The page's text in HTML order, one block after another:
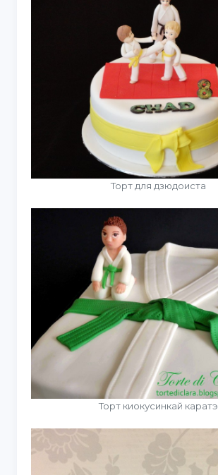
Торт для дзюдоиста
Торт киокусинкай каратэ